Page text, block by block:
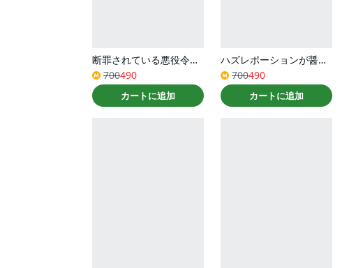
断罪されている悪役令嬢と入れ替わって婚約者たちをぶっ飛ばしたら、溺愛が待っていました（コミック） ： 2
700490
カートに追加
ハズレポーションが醤油だったので料理することにしました（コミック） ： 4
700490
カートに追加